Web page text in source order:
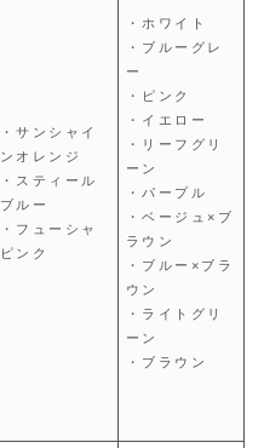
・サンシャイ
ンオレンジ
・スティール
ブルー
・フューシャ
ピンク
・ホワイト
・ブルーグレ
ー
・ピンク
・イエロー
・リーフグリ
ーン
・パープル
・ベージュ×ブ
ラウン
・ブルー×ブラ
ウン
・ライトグリ
ーン
・ブラウン